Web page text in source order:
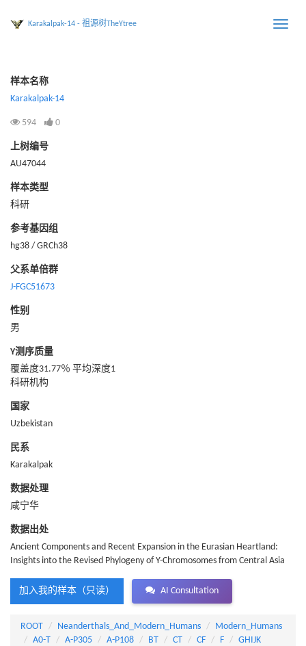
Toggle
Karakalpak-14 - 祖源树TheYtree
样本名称
Karakalpak-14
594 0
上树编号
AU47044
样本类型
科研
参考基因组
hg38 / GRCh38
父系单倍群
J-FGC51673
性别
男
Y测序质量
覆盖度31.77％ 平均深度1
科研机构
国家
Uzbekistan
民系
Karakalpak
数据处理
咸宁华
数据出处
Ancient Components and Recent Expansion in the Eurasian Heartland:
Insights into the Revised Phylogeny of Y-Chromosomes from Central Asia
加入我的样本（只读） AI Consultation
ROOT Neanderthals_And_Modern_Humans
Modern_Humans
A0-T
A-P305 A-P108 BT CT CF F
GHIJK